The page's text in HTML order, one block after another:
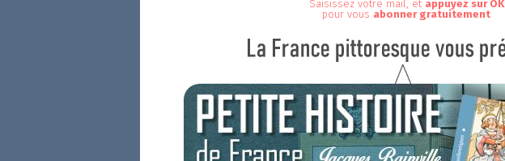
Saisissez votre mail, et appuyez sur OK
pour vous abonner gratuitement